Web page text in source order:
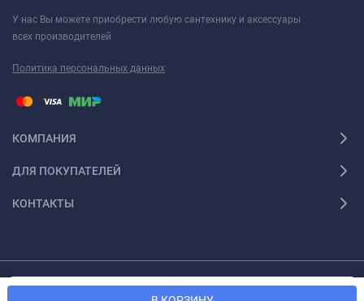
У нас Вы можете приобрести любую сантехнику и аксессуары
всех производителей
Политика персональных данных
КОМПАНИЯ
ДЛЯ ПОКУПАТЕЛЕЙ
КОНТАКТЫ